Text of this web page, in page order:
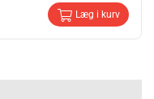
Læg i kurv